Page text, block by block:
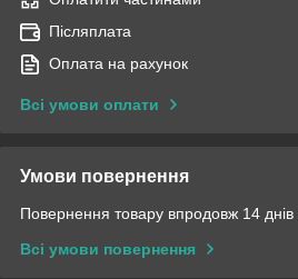
Післяплата
Оплата на рахунок
Всі умови оплати
Умови повернення
Повернення товару впродовж 14 днів
Всі умови повернення